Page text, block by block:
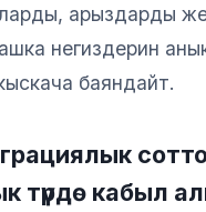
арыздарды
негиздерин
баяндайт.
түрдө кабыл